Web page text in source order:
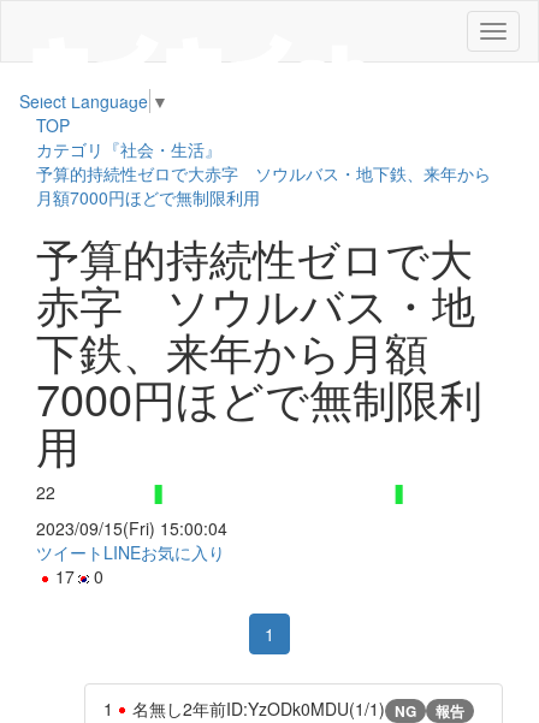
メ
ニ
Select Language ▼
TOP
カテゴリ『社会・生活』
予算的持続性ゼロで大赤字 ソウルバス・地下鉄、来年から
月額7000円ほどで無制限利用
予算的持続性ゼロで大
赤字 ソウルバス・地
下鉄、来年から月額
7000円ほどで無制限利
用
22
2023/09/15(Fri) 15:00:04
ツイート LINEお気に入り
17
0
1
1 名無し2年前ID:YzODk0MDU(1/1) NG 報告